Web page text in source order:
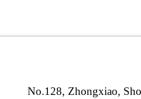
No.128, Zhongxiao,